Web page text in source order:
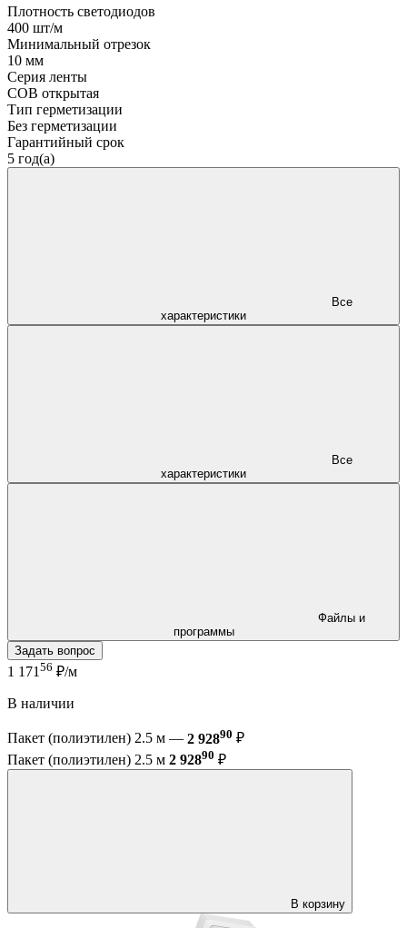
Плотность светодиодов
400 шт/м
Минимальный отрезок
10 мм
Серия ленты
COB открытая
Тип герметизации
Без герметизации
Гарантийный срок
5 год(а)
характеристики
характеристики
программы
Задать вопрос
1 171 56 ₽/м
В наличии
Пакет (полиэтилен) 2.5 м — 2 92890 ₽
Пакет (полиэтилен) 2.5 м 2 92890 ₽
В корзину